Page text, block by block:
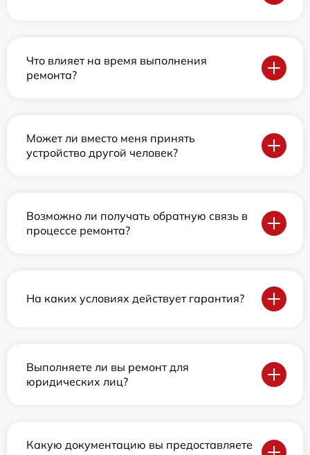
Что влияет на время выполнения
ремонта?
Может ли вместо меня принять
устройство другой человек?
Возможно ли получать обратную связь в
процессе ремонта?
На каких условиях действует гарантия?
Выполняете ли вы ремонт для
юридических лиц?
Какую документацию вы предоставляете